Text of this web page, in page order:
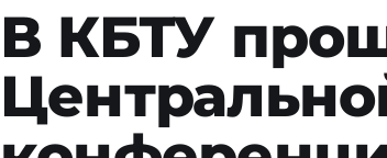
В КБТУ